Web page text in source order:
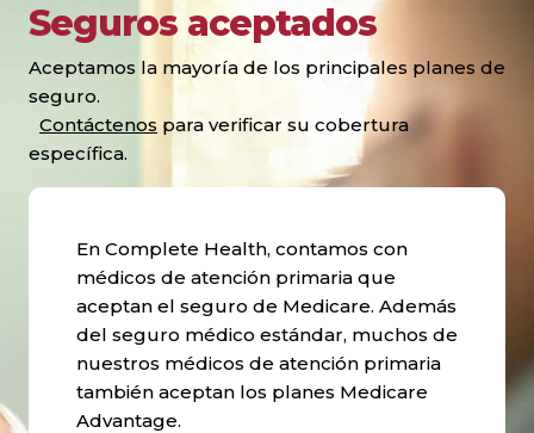
Seguros aceptados
Aceptamos la mayoría de los principales planes de
seguro.
Contáctenos para verificar su cobertura
específica.
En Complete Health, contamos con
médicos de atención primaria que
aceptan el seguro de Medicare. Además
del seguro médico estándar, muchos de
nuestros médicos de atención primaria
también aceptan los planes Medicare
Advantage.